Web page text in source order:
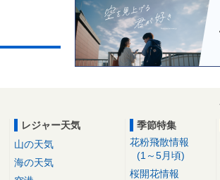
レジャー天気
山の天気
海の天気
季節特集
花粉飛散情報
(1～5月頃)
桜開花情報